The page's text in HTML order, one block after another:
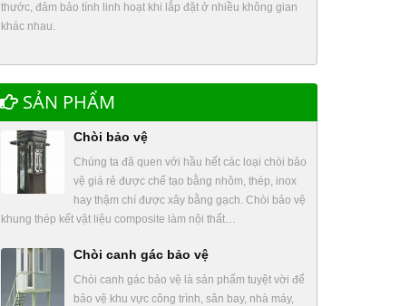
thước, đảm bảo tính linh hoạt khi lắp đặt ở nhiều không gian
khác nhau.
SẢN PHẨM
Chòi bảo vệ
Chúng ta đã quen với hầu hết các loại chòi bảo
vệ giá rẻ được chế tạo bằng nhôm, thép, inox
hay thậm chí được xây bằng gạch. Chòi bảo vệ
khung thép kết vật liệu composite làm nội thất…
Chòi canh gác bảo vệ
Chòi canh gác bảo vệ là sản phẩm tuyệt vời để
bảo vệ khu vực công trình, sân bay, nhà máy,